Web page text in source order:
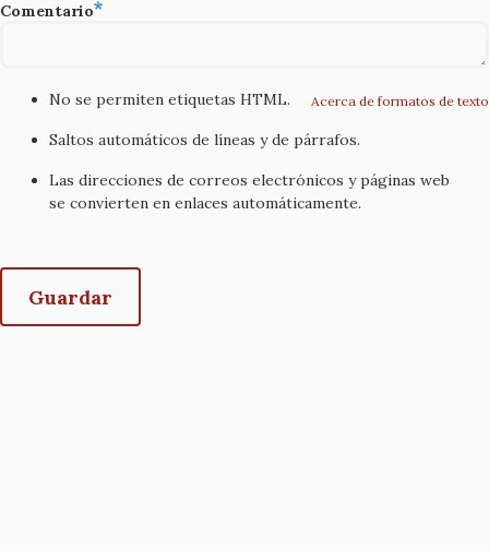
Comentario
Acerca de formatos de texto
No se permiten etiquetas HTML.
Saltos automáticos de líneas y de párrafos.
Las direcciones de correos electrónicos y páginas web
se convierten en enlaces automáticamente.